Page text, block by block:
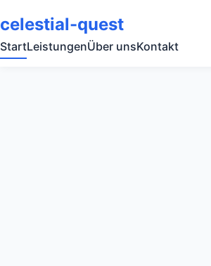
celestial-quest
StartLeistungenÜber unsKontakt